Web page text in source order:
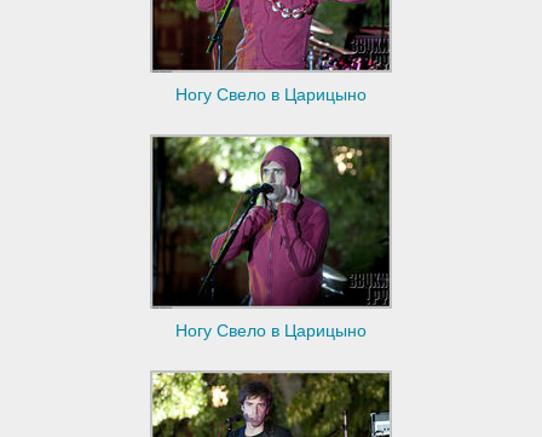
Ногу Свело в Царицыно
Ногу Свело в Царицыно